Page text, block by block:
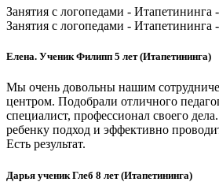
Занятия с логопедами - Итапетининга
Занятия с логопедами - Итапетининга
Елена. Ученик Филипп 5 лет (Итапетининга)
Мы очень довольны нашим
центром. Подобрали отличного
специалист, профессионал своего
ребенку подход и эффективно
Есть результат.
Дарья ученик Глеб 8 лет (Итапетининга)